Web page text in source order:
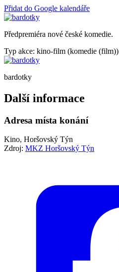
Přidat do Google kalendáře
Předpremiéra nové české komedie.
Typ akce: kino-film (komedie (film))
bardotky
Další informace
Adresa místa konání
Kino, Horšovský Týn
Zdroj: MKZ Horšovský Týn